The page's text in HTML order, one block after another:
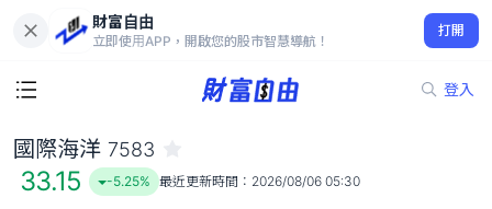
財富自由
立即使用APP，開啟您的股市智慧導航！
打開
登入
33.15
-5.25%
國際海洋 7583
33.15 -5.25% 最近更新時間： 2026/08/06 05:30